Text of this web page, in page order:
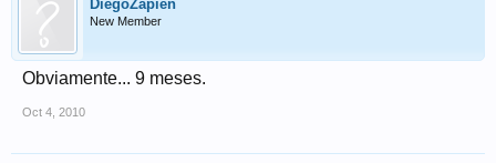
DiegoZapien
New Member
Obviamente... 9 meses.
Oct 4, 2010